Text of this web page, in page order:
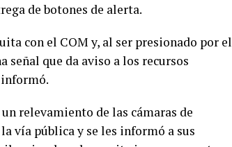
de botones de alerta.
con el COM y, al ser presionado por el
señal que da aviso a los recursos
informó.
relevamiento de las cámaras de
vía pública y se les informó a sus